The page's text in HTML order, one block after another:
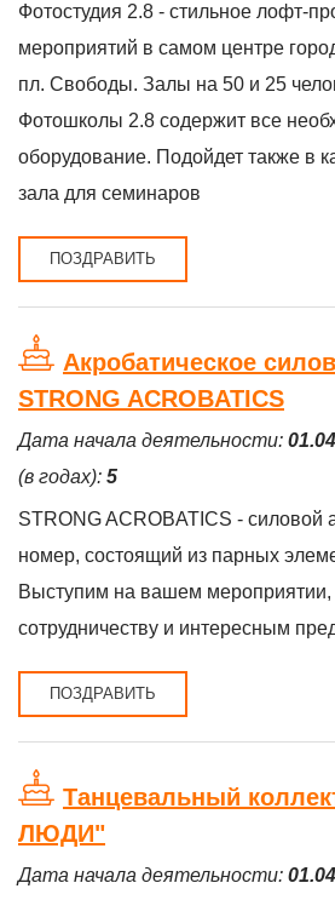
Фотостудия 2.8 - стильное лофт-
мероприятий в самом центре
пл. Свободы. Залы на 50 и 25
Фотошколы 2.8 содержит все
оборудование. Подойдет также в
зала для семинаров
ПОЗДРАВИТЬ
Акробатическое
STRONG ACROBATICS
Дата начала деятельности:
(в годах): 5
STRONG ACROBATICS - силовой
номер, состоящий из парных
Выступим на вашем мероприятии,
сотрудничеству и интересным
ПОЗДРАВИТЬ
Танцевальный
ЛЮДИ"
Дата начала деятельности: